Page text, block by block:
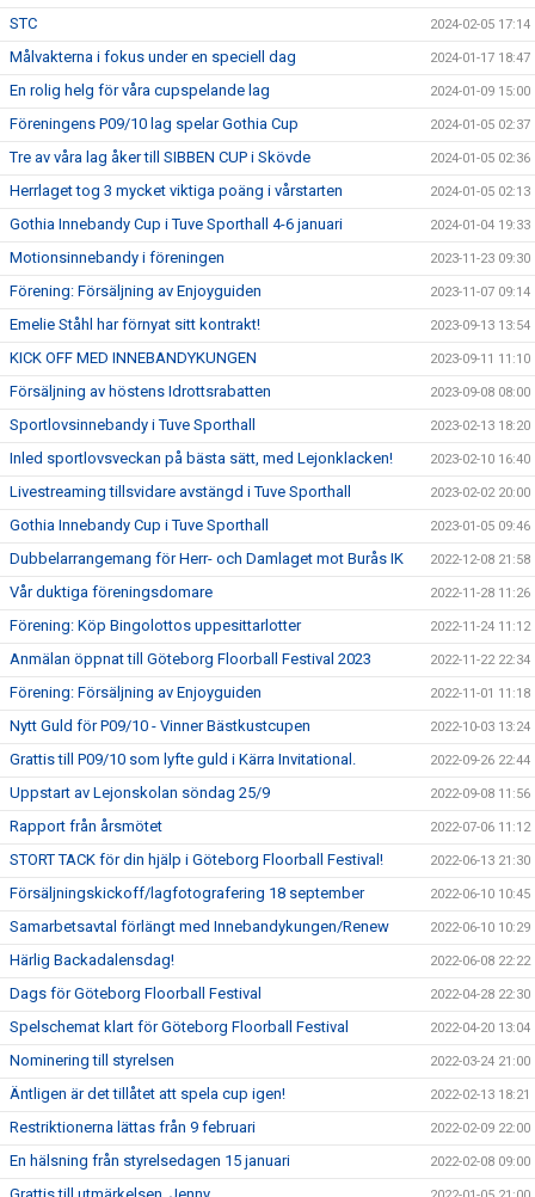
STC 2024-02-05 17:14
Målvakterna i fokus under en speciell dag 2024-01-17 18:47
En rolig helg för våra cupspelande lag 2024-01-09 15:00
Föreningens P09/10 lag spelar Gothia Cup 2024-01-05 02:37
Tre av våra lag åker till SIBBEN CUP i Skövde 2024-01-05 02:36
Herrlaget tog 3 mycket viktiga poäng i vårstarten 2024-01-05 02:13
Gothia Innebandy Cup i Tuve Sporthall 4-6 januari 2024-01-04 19:33
Motionsinnebandy i föreningen 2023-11-23 09:30
Förening: Försäljning av Enjoyguiden 2023-11-07 09:14
Emelie Ståhl har förnyat sitt kontrakt! 2023-09-13 13:54
KICK OFF MED INNEBANDYKUNGEN 2023-09-11 11:10
Försäljning av höstens Idrottsrabatten 2023-09-08 08:00
Sportlovsinnebandy i Tuve Sporthall 2023-02-13 18:20
Inled sportlovsveckan på bästa sätt, med Lejonklacken! 2023-02-10 16:40
Livestreaming tillsvidare avstängd i Tuve Sporthall 2023-02-02 20:00
Gothia Innebandy Cup i Tuve Sporthall 2023-01-05 09:46
Dubbelarrangemang för Herr- och Damlaget mot Burås IK 2022-12-08 21:58
Vår duktiga föreningsdomare 2022-11-28 11:26
Förening: Köp Bingolottos uppesittarlotter 2022-11-24 11:12
Anmälan öppnat till Göteborg Floorball Festival 2023 2022-11-22 22:34
Förening: Försäljning av Enjoyguiden 2022-11-01 11:18
Nytt Guld för P09/10 - Vinner Bästkustcupen 2022-10-03 13:24
Grattis till P09/10 som lyfte guld i Kärra Invitational. 2022-09-26 22:44
Uppstart av Lejonskolan söndag 25/9 2022-09-08 11:56
Rapport från årsmötet 2022-07-06 11:12
STORT TACK för din hjälp i Göteborg Floorball Festival! 2022-06-13 21:30
Försäljningskickoff/lagfotografering 18 september 2022-06-10 10:45
Samarbetsavtal förlängt med Innebandykungen/Renew 2022-06-10 10:29
Härlig Backadalensdag! 2022-06-08 22:22
Dags för Göteborg Floorball Festival 2022-04-28 22:30
Spelschemat klart för Göteborg Floorball Festival 2022-04-20 13:04
Nominering till styrelsen 2022-03-24 21:00
Äntligen är det tillåtet att spela cup igen! 2022-02-13 18:21
Restriktionerna lättas från 9 februari 2022-02-09 22:00
En hälsning från styrelsedagen 15 januari 2022-02-08 09:00